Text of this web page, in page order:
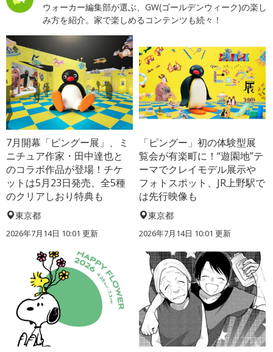
ウォーカー編集部が選ぶ、GW(ゴールデンウィーク)の楽し
み方を紹介。家で楽しめるコンテンツも続々！
7月開幕「ピングー展」、ミ
ニチュア作家・田中達也と
のコラボ作品が登場！チケ
ットは5月23日発売、全5種
のクリアしおり特典も
東京都
2026年7月14日 10:01 更新
「ピングー」初の体験型展
覧会が有楽町に！“遊園地”テ
ーマでクレイモデル展示や
フォトスポット、JR上野駅で
は先行映像も
東京都
2026年7月14日 10:01 更新